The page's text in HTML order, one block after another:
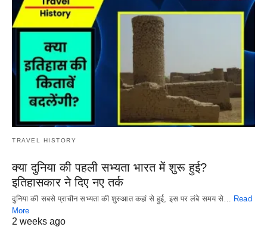
TRAVEL HISTORY
क्या दुनिया की पहली सभ्यता भारत में शुरू हुई?
इतिहासकार ने दिए नए तर्क
दुनिया की सबसे प्राचीन सभ्यता की शुरुआत कहां से हुई, इस पर लंबे समय से… Read
More
2 weeks ago